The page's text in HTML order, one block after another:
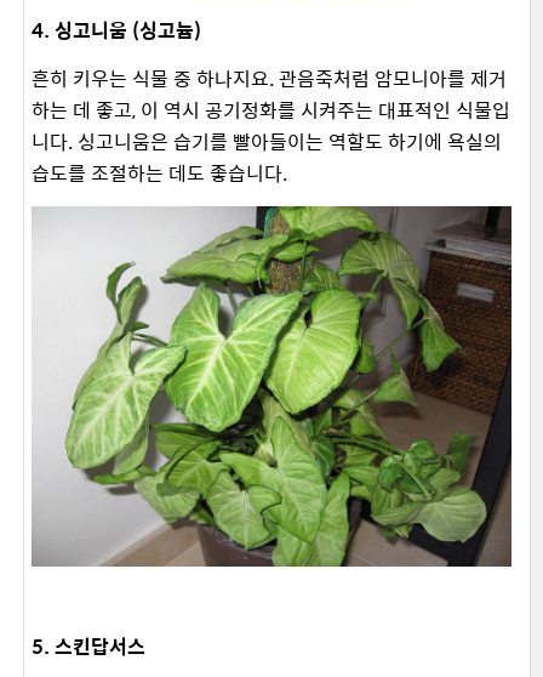
4. 싱고니움 (싱고늄)
흔히 키우는 식물 중 하나지요. 관음죽처럼 암모니아를 제거
하는 데 좋고, 이 역시 공기정화를 시켜주는 대표적인 식물입
니다. 싱고니움은 습기를 빨아들이는 역할도 하기에 욕실의
습도를 조절하는 데도 좋습니다.
5. 스킨답서스